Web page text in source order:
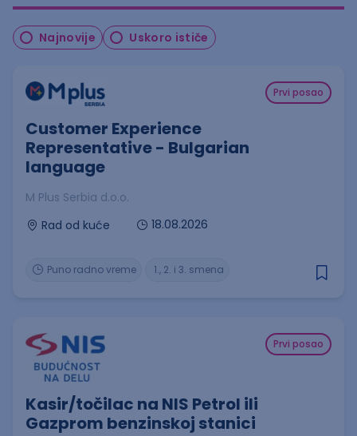
Najnovije Uskoro ističe
Prvi posao
Customer Experience
Representative - Bulgarian
language
M Plus Serbia d.o.o.
Rad od kuće
18.08.2026
1., 2. i 3. smena
Puno radno vreme
Prvi posao
Kasir/točilac na NIS Petrol ili
Gazprom benzinskoj stanici